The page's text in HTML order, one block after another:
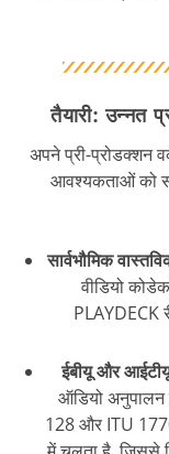
तैयारी: उन्नत
अपने प्री-प्रोडक्शन
आवश्यकताओं को
सार्वभौमिक
वीडियो
PLAYDECK
ईबीयू और
ऑडियो
128 और ITU